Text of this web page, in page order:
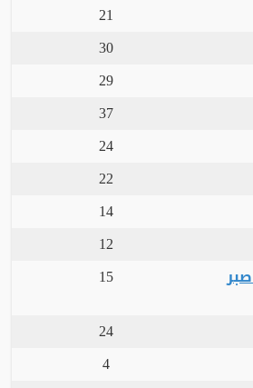
21
30
29
37
24
22
14
12
(2) .. صبر
15
24
4